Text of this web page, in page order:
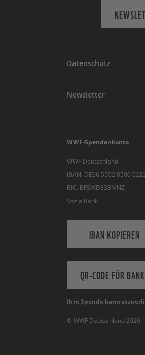
Datenschutz
Newsletter
WWF-Spendenkonto
WWF Deutschland
IBAN: DE06 5502 0500
BIC: BFSWDE33MNZ
SozialBank
IBAN KOPIEREN
QR-CODE FÜR
Ihre Spende kann
© WWF Deutschland 2026